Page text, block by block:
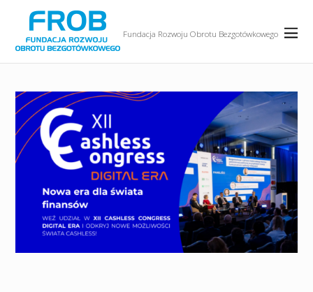
Fundacja Rozwoju Obrotu Bezgotówkowego